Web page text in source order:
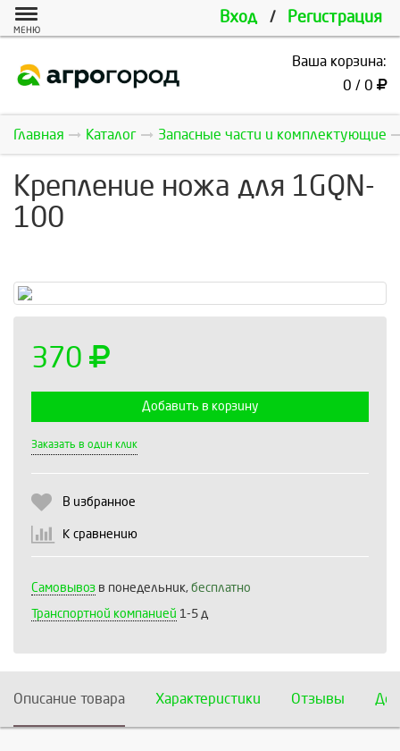
Вход / Регистрация
МЕНЮ
Ваша корзина:
0 / 0
Главная Каталог Запасные части и комплектующие
Крепление ножа для 1GQN-
100
370
Добавить в корзину
Заказать в один клик
В избранное
К сравнению
Самовывоз в понедельник, бесплатно
Транспортной компанией 1-5 д
Описание товара Характеристики Отзывы